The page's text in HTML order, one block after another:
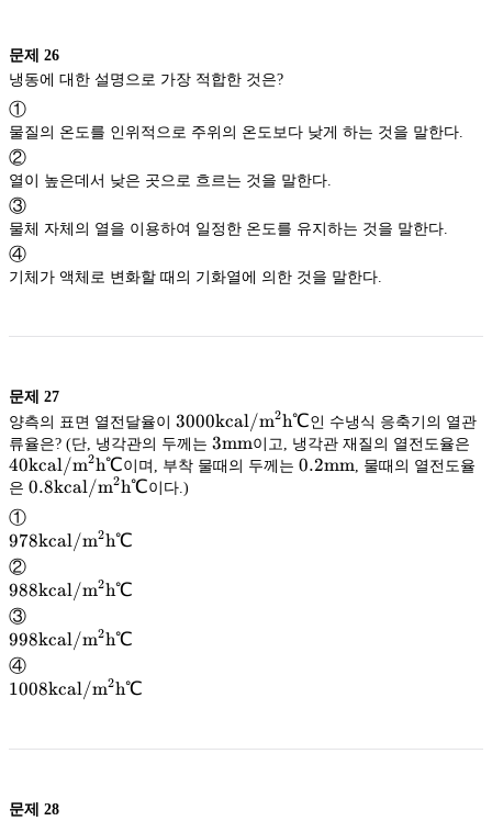
문제 26
①
물질의 온도를 인위적으로 주위의 온도보다 낮게 하는 것을 말한다.
②
열이 높은데서 낮은 곳으로 흐르는 것을 말한다.
③
물체 자체의 열을 이용하여 일정한 온도를 유지하는 것을 말한다.
④
기체가 액체로 변화할 때의 기화열에 의한 것을 말한다.
문제 27
양측의 표면 열전달율이 3000\rm
kcal/m^2h℃
3000kcal/m2h℃인 수냉식 응축기의 열관
류율은? (단, 냉각관의 두께는 3\rm
mm
3mm이고, 냉각관 재질의 열전도율은
40kcal/m2h℃이며, 부착 물때의 두께는 0.2\rm
0.2mm , 물때의 열전도율
은 0.8\rm
0.8kcal/m2h℃
①
978\rm
kcal/m^2h℃
978kcal/m2h℃
②
988\rm
kcal/m^2h℃
988kcal/m2h℃
③
998\rm
kcal/m^2h℃
998kcal/m2h℃
④
1008\rm
1008kcal/m2h℃
문제 28